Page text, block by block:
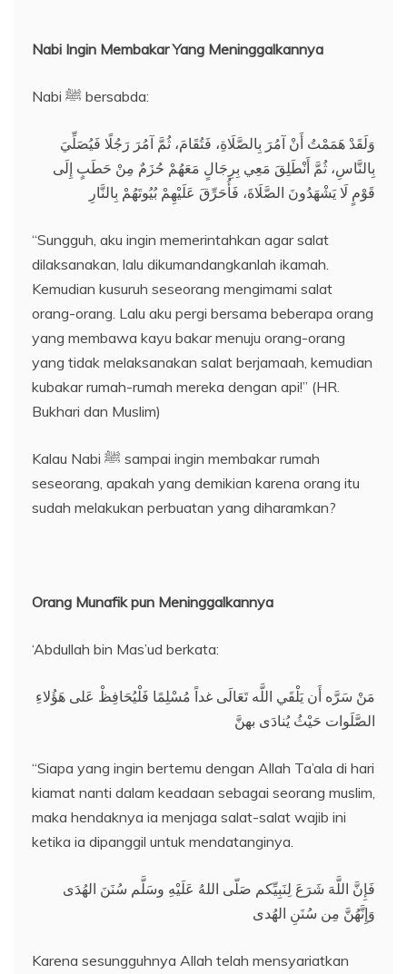
Nabi Ingin Membakar Yang Meninggalkannya
Nabi ﷺ bersabda:
وَلَقَدْ هَمَمْتُ أَنْ آمُرَ بِالصَّلَاةِ، فَتُقَامَ، ثُمَّ آمُرَ رَجُلًا فَيُصَلِّيَ
بِالنَّاسِ، ثُمَّ أَنْطَلِقَ مَعِي بِرِجَالٍ مَعَهُمْ حُزَمٌ مِنْ حَطَبٍ إِلَى
قَوْمٍ لَا يَشْهَدُونَ الصَّلَاةَ، فَأُحَرِّقَ عَلَيْهِمْ بُيُوتَهُمْ بِالنَّارِ
“Sungguh, aku ingin memerintahkan agar salat
dilaksanakan, lalu dikumandangkanlah ikamah.
Kemudian kusuruh seseorang mengimami salat
orang-orang. Lalu aku pergi bersama beberapa orang
yang membawa kayu bakar menuju orang-orang
yang tidak melaksanakan salat berjamaah, kemudian
kubakar rumah-rumah mereka dengan api!” (HR.
Bukhari dan Muslim)
Kalau Nabi ﷺ sampai ingin membakar rumah
seseorang, apakah yang demikian karena orang itu
sudah melakukan perbuatan yang diharamkan?
Orang Munafik pun Meninggalkannya
‘Abdullah bin Mas’ud berkata:
مَنْ سَرَّه أَن يَلْقَي اللَّه تَعَالَى غداً مُسْلِمًا فَلْيُحَافِظْ عَلى هَؤُلاءِ
الصَّلَوات حَيْثُ يُنادَى بهنَّ
“Siapa yang ingin bertemu dengan Allah Ta’ala di hari
kiamat nanti dalam keadaan sebagai seorang muslim,
maka hendaknya ia menjaga salat-salat wajib ini
ketika ia dipanggil untuk mendatanginya.
فَإِنَّ اللَّهَ شَرَعَ لِنَبِيِّكم صَلّى اللهُ عَلَيْهِ وسَلَّم سُنَنَ الهُدَى
وَإِنَّهُنَّ مِن سُنَنِ الهُدى
Karena sesungguhnya Allah telah mensyariatkan